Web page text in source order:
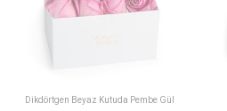
Dikdörtgen Beyaz Kutuda Pembe Gül